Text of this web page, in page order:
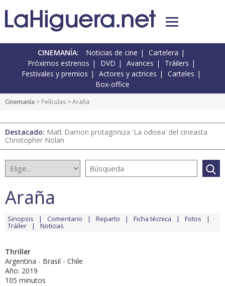
CINEMANÍA: Noticias de cine
Cartelera
Próximos estrenos
DVD Avances
Tráilers
Festivales y premios
Actores y actrices
Carteles
Box-office
Cinemanía > Películas > Araña
Destacado: Matt Damon protagoniza 'La odisea' del cineasta
Christopher Nolan
Araña
Sinopsis Comentario Reparto Ficha técnica Fotos
Tráiler Noticias
Thriller
Argentina - Brasil - Chile
Año: 2019
105 minutos